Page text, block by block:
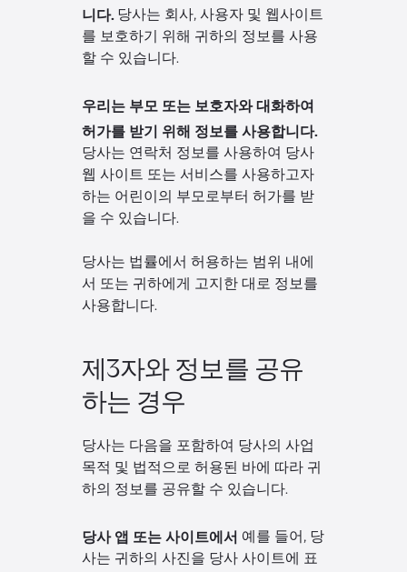
니다.당사는 회사, 사용자 및 웹사이트
를 보호하기 위해 귀하의 정보를 사용
할 수 있습니다.
우리는 부모 또는 보호자와 대화하여
허가를 받기 위해 정보를 사용합니다.
당사는 연락처 정보를 사용하여 당사
웹 사이트 또는 서비스를 사용하고자
하는 어린이의 부모로부터 허가를 받
을 수 있습니다.
당사는 법률에서 허용하는 범위 내에
서 또는 귀하에게 고지한 대로 정보를
사용합니다.
제3자와 정보를 공유
하는 경우
당사는 다음을 포함하여 당사의 사업
목적 및 법적으로 허용된 바에 따라 귀
하의 정보를 공유할 수 있습니다.
당사 앱 또는 사이트에서 예를 들어, 당
사는 귀하의 사진을 당사 사이트에 표